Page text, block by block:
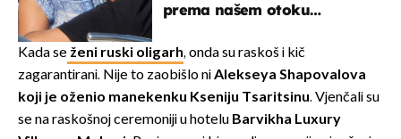
prema našem otoku
Hrvat
Kada se ženi ruski oligarh, onda su raskoš i kič
zagarantirani. Nije to zaobišlo niAlekseya Shapovalova
koji je oženio manekenku Kseniju Tsaritsinu. Vjenčali su
se na raskošnoj ceremoniji u hotelu Barvikha Luxury